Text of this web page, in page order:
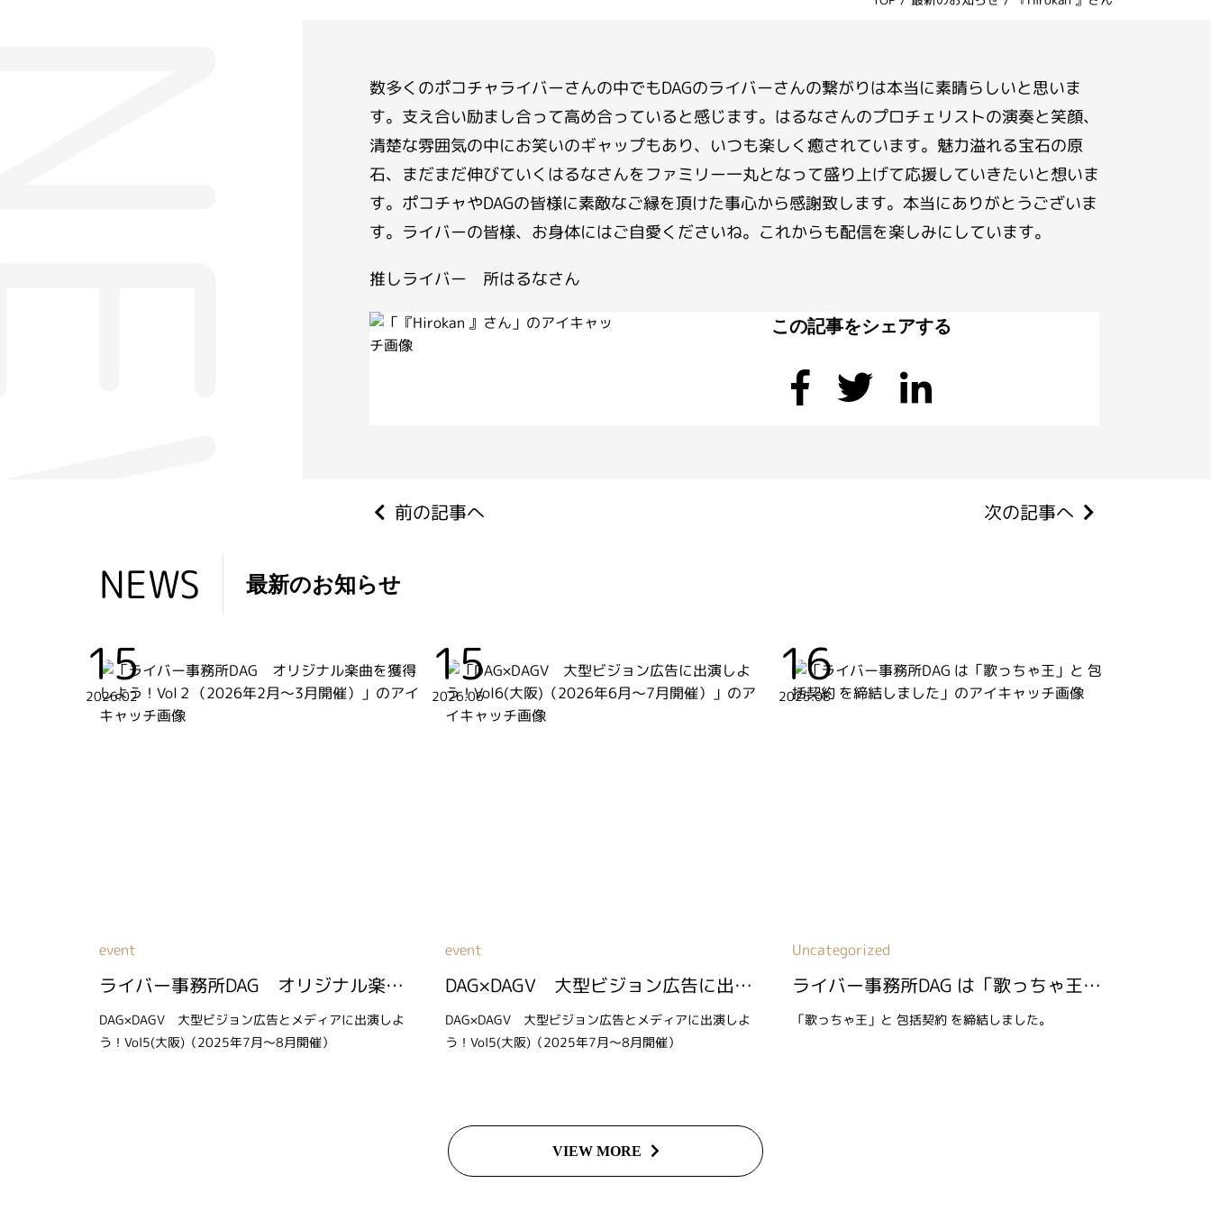
数多くのポコチャライバーさんの中でもDAGのライバーさんの繋がりは本当に素晴らしいと思いま
す。支え合い励まし合って高め合っていると感じます。はるなさんのプロチェリストの演奏と笑顔、
清楚な雰囲気の中にお笑いのギャップもあり、いつも楽しく癒されています。魅力溢れる宝石の原
石、まだまだ伸びていくはるなさんをファミリー一丸となって盛り上げて応援していきたいと想いま
す。ポコチャやDAGの皆様に素敵なご縁を頂けた事心から感謝致します。本当にありがとうございま
す。ライバーの皆様、お身体にはご自愛くださいね。これからも配信を楽しみにしています。
推しライバー 所はるなさん
この記事をシェアする
前の記事へ 次の記事へ
NEWS 最新のお知らせ
15
2026.02
event
ライバー事務所DAG オリジナル楽曲を獲得しよう！Vol２（2026年2月～3月開催）
DAG×DAGV 大型ビジョン広告とメディアに出演しよ
う！Vol5(大阪)（2025年7月～8月開催）
15
2026.06
event
DAG×DAGV 大型ビジョン広告に出演しよう！Vol6(大阪)（2026年6月～7月開催）
DAG×DAGV 大型ビジョン広告とメディアに出演しよ
う！Vol5(大阪)（2025年7月～8月開催）
16
2025.08
Uncategorized
ライバー事務所DAG は「歌っちゃ王」と 包括契約 を締結しました
「歌っちゃ王」と 包括契約 を締結しました。
VIEW MORE